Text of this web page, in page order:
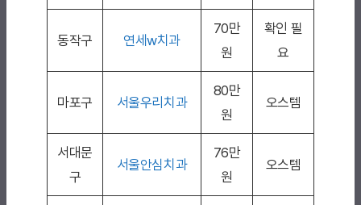
동작구 연세w치과
70만
원
확인 필
요
마포구 서울우리치과
80만
원
오스템
서대문
구
서울안심치과
76만
원
오스템